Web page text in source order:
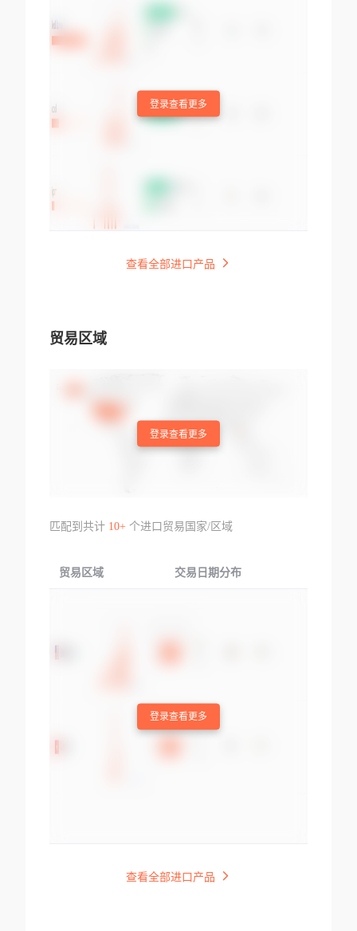
登录查看更多
查看全部进口产品
贸易区域
登录查看更多
匹配到共计 10+个进口贸易国家/区域
贸易区域 交易日期分布
登录查看更多
查看全部进口产品